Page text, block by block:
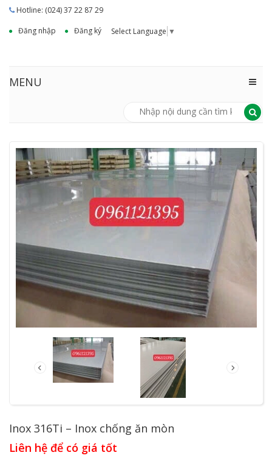
Hotline: (024) 37 22 87 29
Đăng nhập
Đăng ký Select Language ▼
MENU
Inox 316Ti – Inox chống ăn mòn
Liên hệ để có giá tốt